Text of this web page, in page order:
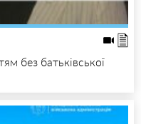
без батьківської